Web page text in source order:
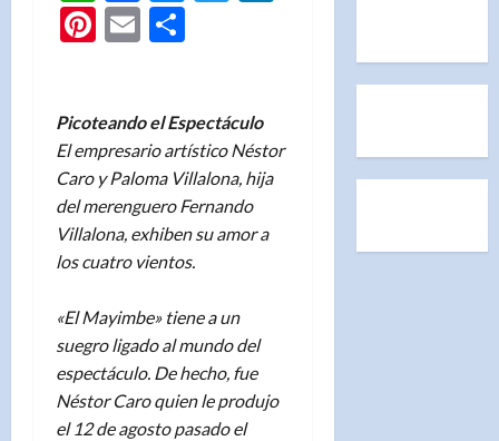
Pinterest
Email
Picoteando el Espectáculo
El empresario artístico Néstor
Caro y Paloma Villalona, hija
del merenguero Fernando
Villalona, exhiben su amor a
los cuatro vientos.
«El Mayimbe» tiene a un
suegro ligado al mundo del
espectáculo. De hecho, fue
Néstor Caro quien le produjo
el 12 de agosto pasado el